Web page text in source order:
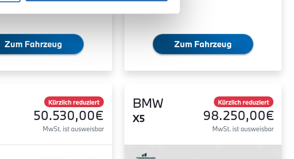
Zum Fahrzeug Zum Fahrzeug
Kürzlich reduziert
50.530,00€
MwSt. ist ausweisbar
BMW
X5
Kürzlich reduziert
98.250,00€
MwSt. ist ausweisbar